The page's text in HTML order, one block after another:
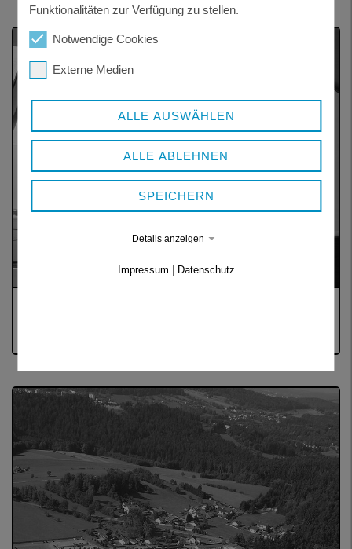
Funktionalitäten zur Verfügung zu stellen.
Notwendige Cookies
Externe Medien
ALLE AUSWÄHLEN
ALLE ABLEHNEN
SPEICHERN
Details anzeigen
Impressum Datenschutz